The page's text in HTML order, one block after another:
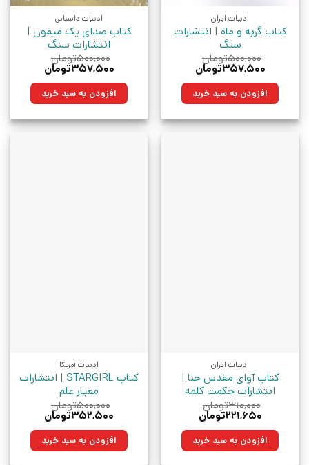
ادبیات ایران
کتاب گربه و ماه | انتشارات
سنگ
۵۰۰,۰۰۰تومان
قیمت
۵۰۰,۰۰۰تومان
بود.
۳۵۷,۵۰۰تومان
۳۵۷,۵۰۰تومان.افزودن به سبد خرید
ادبیات داستانی
کتاب صدای یک میمون |
انتشارات سنگ
۵۰۰,۰۰۰تومان
قیمت
۵۰۰,۰۰۰تومان
بود.
۳۵۷,۵۰۰تومان
۳۵۷,۵۰۰تومان.افزودن به سبد خرید
ادبیات ایران
کتاب آوای مقدس حنا |
انتشارات حکمت کلمه
۳۱۰,۰۰۰تومان
قیمت
۳۱۰,۰۰۰تومان
بود.
۲۲۱,۶۵۰تومان
۲۲۱,۶۵۰تومان.افزودن به سبد خرید
ادبیات آمریکا
کتاب STARGIRL | انتشارات
معیار علم
۵۰۰,۰۰۰تومان
قیمت
۵۰۰,۰۰۰تومان
بود.
۳۵۲,۵۰۰تومان
۳۵۲,۵۰۰تومان.افزودن به سبد خرید